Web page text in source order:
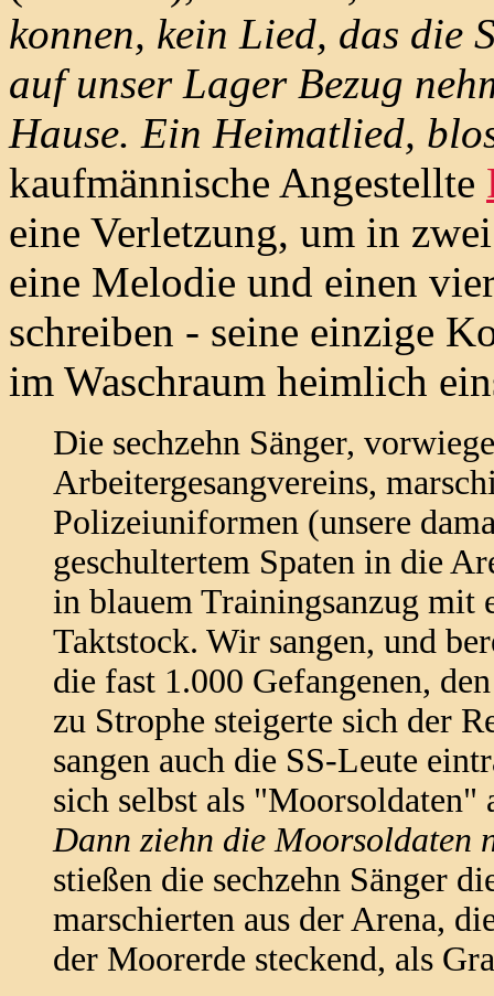
konnen, kein Lied, das die
auf unser Lager Bezug
Hause. Ein Heimatlied,
kaufmännische Angestellte
eine Verletzung, um in
eine Melodie und einen
schreiben - seine einzige
im Waschraum heimlich
Die sechzehn Sänger,
Arbeitergesangvereins,
Polizeiuniformen (unsere
geschultertem Spaten in die
in blauem Trainingsanzug mit
Taktstock. Wir sangen, und
die fast 1.000 Gefangenen,
zu Strophe steigerte sich der
sangen auch die SS-Leute
sich selbst als "Moorsoldaten"
Dann ziehn die Moorsoldaten
stießen die sechzehn Sänger
marschierten aus der Arena,
der Moorerde steckend, als